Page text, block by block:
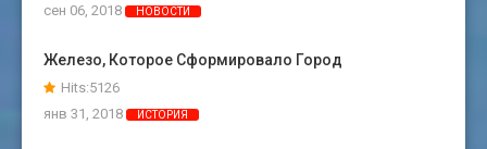
сен 06, 2018
НОВОСТИ
Железо, Которое Сформировало Город
Hits:5126
янв 31, 2018
ИСТОРИЯ